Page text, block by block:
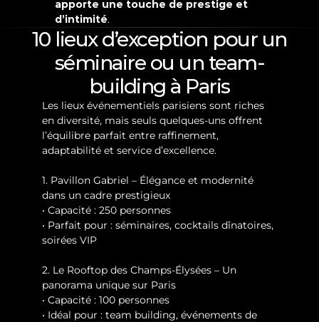
apporte une touche de prestige et
d’intimité.
10 lieux d’exception pour un
séminaire ou un team-
building à Paris
Les lieux événementiels parisiens sont riches
en diversité, mais seuls quelques-uns offrent
l’équilibre parfait entre raffinement,
adaptabilité et service d’excellence.
1. Pavillon Gabriel – Élégance et modernité
dans un cadre prestigieux
• Capacité : 250 personnes
• Parfait pour : séminaires, cocktails dînatoires,
soirées VIP
2. Le Rooftop des Champs-Élysées – Un
panorama unique sur Paris
• Capacité : 100 personnes
• Idéal pour : team building, événements de